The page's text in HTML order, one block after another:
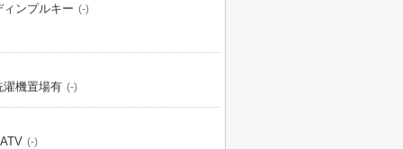
ィンプルキー (-)
濯機置場有 (-)
(-)